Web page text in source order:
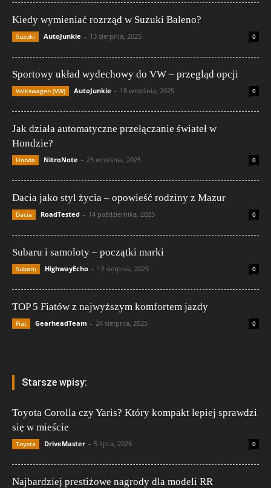
Kiedy wymieniać rozrząd w Suzuki Baleno?
Suzuki AutoJunkie - 13 sierpnia, 2025 0
Sportowy układ wydechowy do VW – przegląd opcji
Volkswagen (VW) AutoJunkie - 18 września, 2025 0
Jak działa automatyczne przełączanie świateł w
Hondzie?
Honda NitroNote - 25 września, 2025 0
Dacia jako styl życia – opowieść rodziny z Mazur
Dacia RoadTested - 14 października, 2025 0
Subaru i samoloty – początki marki
Subaru HighwayEcho - 13 sierpnia, 2025 0
TOP 5 Fiatów z najwyższym komfortem jazdy
Fiat GearheadTeam - 24 sierpnia, 2025 0
Starsze wpisy:
Toyota Corolla czy Yaris? Który kompakt lepiej sprawdzi
się w mieście
Toyota DriveMaster - 5 lipca, 2026 0
Najbardziej prestiżowe nagrody dla modeli RR